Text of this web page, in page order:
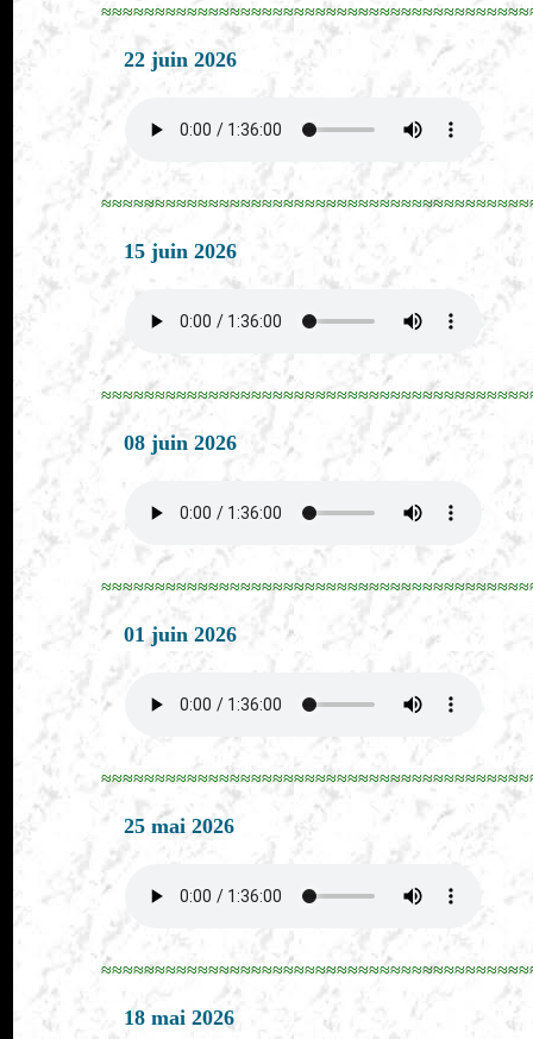
22 juin 2026
15 juin 2026
08 juin 2026
01 juin 2026
25 mai 2026
18 mai 2026